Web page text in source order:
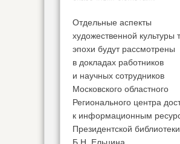
Отдельные аспекты
художественной культуры
эпохи будут рассмотрены
в докладах работников
и научных сотрудников
Московского областного
Регионального центра
к информационным
Президентской